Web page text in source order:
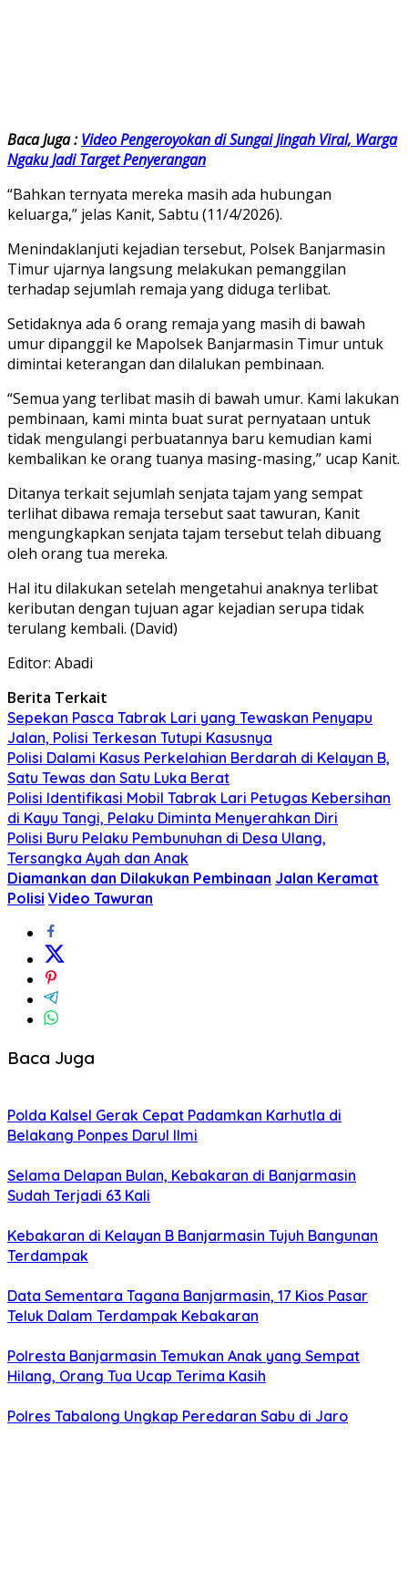
Baca Juga :Video Pengeroyokan di Sungai Jingah Viral, Warga
Ngaku Jadi Target Penyerangan
“Bahkan ternyata mereka masih ada hubungan
keluarga,” jelas Kanit, Sabtu (11/4/2026).
Menindaklanjuti kejadian tersebut, Polsek Banjarmasin
Timur ujarnya langsung melakukan pemanggilan
terhadap sejumlah remaja yang diduga terlibat.
Setidaknya ada 6 orang remaja yang masih di bawah
umur dipanggil ke Mapolsek Banjarmasin Timur untuk
dimintai keterangan dan dilalukan pembinaan.
“Semua yang terlibat masih di bawah umur. Kami lakukan
pembinaan, kami minta buat surat pernyataan untuk
tidak mengulangi perbuatannya baru kemudian kami
kembalikan ke orang tuanya masing-masing,” ucap Kanit.
Ditanya terkait sejumlah senjata tajam yang sempat
terlihat dibawa remaja tersebut saat tawuran, Kanit
mengungkapkan senjata tajam tersebut telah dibuang
oleh orang tua mereka.
Hal itu dilakukan setelah mengetahui anaknya terlibat
keributan dengan tujuan agar kejadian serupa tidak
terulang kembali. (David)
Editor: Abadi
Berita Terkait
Sepekan Pasca Tabrak Lari yang Tewaskan Penyapu
Jalan, Polisi Terkesan Tutupi Kasusnya
Polisi Dalami Kasus Perkelahian Berdarah di Kelayan B,
Satu Tewas dan Satu Luka Berat
Polisi Identifikasi Mobil Tabrak Lari Petugas Kebersihan
di Kayu Tangi, Pelaku Diminta Menyerahkan Diri
Polisi Buru Pelaku Pembunuhan di Desa Ulang,
Tersangka Ayah dan Anak
Diamankan dan Dilakukan Pembinaan Jalan Keramat
Polisi Video Tawuran
Baca Juga
Polda Kalsel Gerak Cepat Padamkan Karhutla di
Belakang Ponpes Darul Ilmi
Selama Delapan Bulan, Kebakaran di Banjarmasin
Sudah Terjadi 63 Kali
Kebakaran di Kelayan B Banjarmasin Tujuh Bangunan
Terdampak
Data Sementara Tagana Banjarmasin, 17 Kios Pasar
Teluk Dalam Terdampak Kebakaran
Polresta Banjarmasin Temukan Anak yang Sempat
Hilang, Orang Tua Ucap Terima Kasih
Polres Tabalong Ungkap Peredaran Sabu di Jaro